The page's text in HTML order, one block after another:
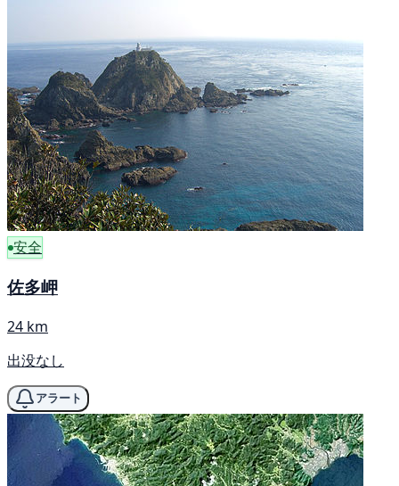
安全
佐多岬
24 km
出没なし
アラート